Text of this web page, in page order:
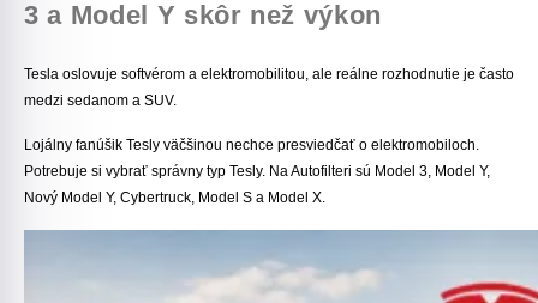
3 a Model Y skôr než výkon
Tesla oslovuje softvérom a elektromobilitou, ale reálne rozhodnutie je často
medzi sedanom a SUV.
Lojálny fanúšik Tesly väčšinou nechce presviedčať o elektromobiloch.
Potrebuje si vybrať správny typ Tesly. Na Autofilteri sú Model 3, Model Y,
Nový Model Y, Cybertruck, Model S a Model X.